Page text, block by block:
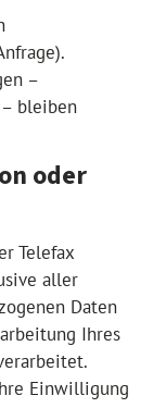
–
bleiben
oder
Telefax
aller
Daten
Ihres
Einwilligung